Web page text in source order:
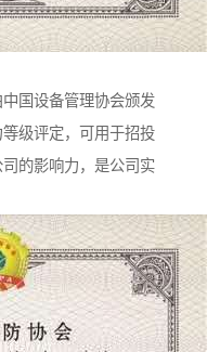
国设备管理协会颁发
级评定，可用于招投
的影响力，是公司实